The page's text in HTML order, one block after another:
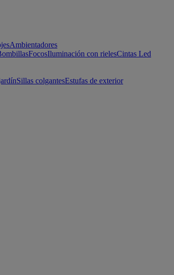
Ambientadores
FocosIluminación con rielesCintas Led
Sillas colgantesEstufas de exterior